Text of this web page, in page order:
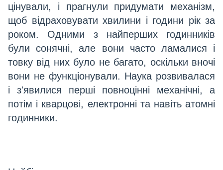
цінували, і прагнули придумати механізм,
щоб відраховувати хвилини і години рік за
роком. Одними з найперших годинників
були сонячні, але вони часто ламалися і
товку від них було не багато, оскільки вночі
вони не функціонували. Наука розвивалася
і з'явилися перші повноцінні механічні, а
потім і кварцові, електронні та навіть атомні
годинники.